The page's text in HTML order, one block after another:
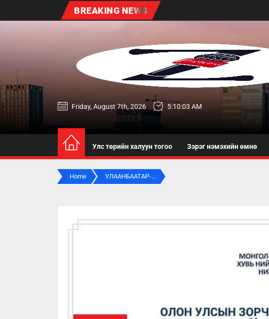
BREAKING NEWS
zereg.mn
Friday, August 7th, 2026 5:10:04 AM
Улс төрийн халуун тогоо Зэрэг нэмэхийн өмнө
Home УЛААНБААТАР-...